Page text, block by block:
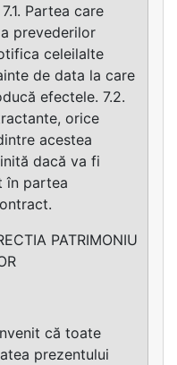
Partea care
prevederilor
celeilalte
de data la care
efectele. 7.2.
orice
acestea
dacă va fi
în partea
PATRIMONIU
că toate
prezentului